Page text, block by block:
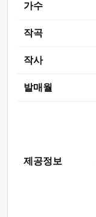
가수
작곡
작사
발매월
제공정보